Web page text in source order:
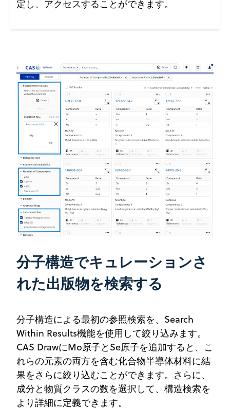
定し、アクセスすることができます。
分子構造でキュレーションさ
れた出版物を検索する
分子構造による最初の参照検索を、Search
Within Results機能を使用して絞り込みます。
CAS DrawにMo原子とSe原子を追加すると、こ
れらの元素の両方を含む化合物半導体材料に結
果をさらに絞り込むことができます。さらに、
成分と物質クラスの数を選択して、構造検索を
より詳細に定義できます。